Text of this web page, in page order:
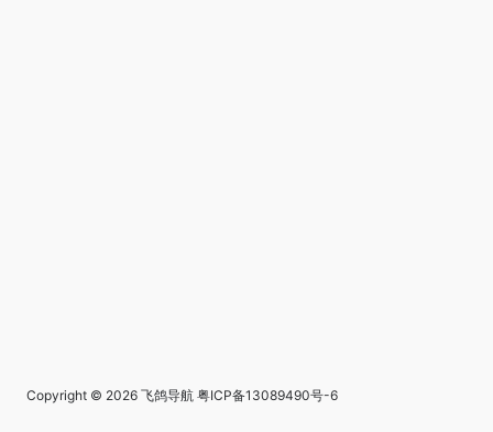
Copyright © 2026 飞鸽导航 粤ICP备13089490号-6